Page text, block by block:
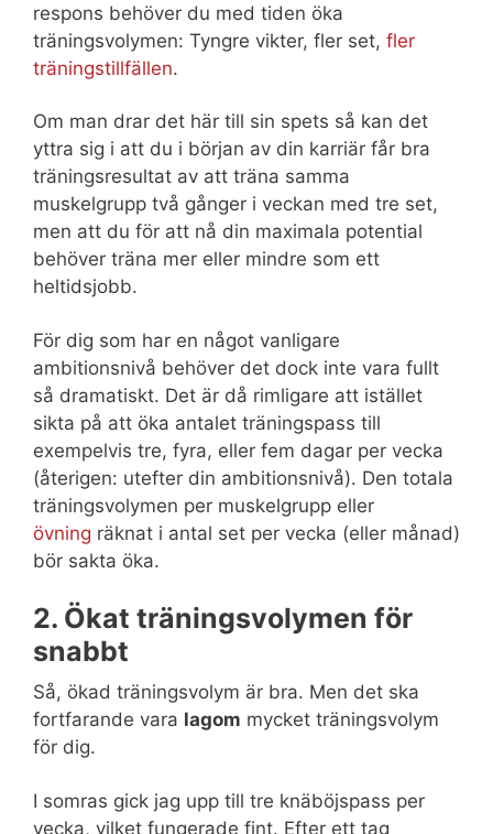
respons behöver du med tiden öka
träningsvolymen: Tyngre vikter, fler set, fler
träningstillfällen.
Om man drar det här till sin spets så kan det
yttra sig i att du i början av din karriär får bra
träningsresultat av att träna samma
muskelgrupp två gånger i veckan med tre set,
men att du för att nå din maximala potential
behöver träna mer eller mindre som ett
heltidsjobb.
För dig som har en något vanligare
ambitionsnivå behöver det dock inte vara fullt
så dramatiskt. Det är då rimligare att istället
sikta på att öka antalet träningspass till
exempelvis tre, fyra, eller fem dagar per vecka
(återigen: utefter din ambitionsnivå). Den totala
träningsvolymen per muskelgrupp eller
övning räknat i antal set per vecka (eller månad)
bör sakta öka.
2. Ökat träningsvolymen för
snabbt
Så, ökad träningsvolym är bra. Men det ska
fortfarande vara lagom mycket träningsvolym
för dig.
I somras gick jag upp till tre knäböjspass per
vecka, vilket fungerade fint. Efter ett tag